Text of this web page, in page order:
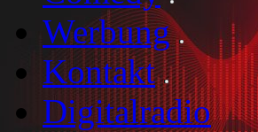
Werbung
Kontakt
Digitalradio